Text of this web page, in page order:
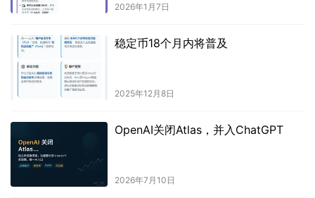
2026年1月7日
稳定币18个月内将普及
2025年12月8日
OpenAI关闭Atlas，并入ChatGPT
2026年7月10日